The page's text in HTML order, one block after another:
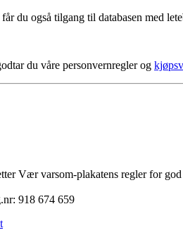
du også tilgang til databasen med
du våre personvernreglerog
Vær varsom-plakatens regler for
918 674 659